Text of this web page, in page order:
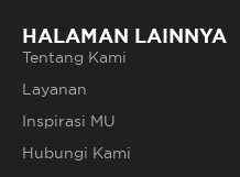
HALAMAN LAINNYA
Tentang Kami
Layanan
Inspirasi MU
Hubungi Kami